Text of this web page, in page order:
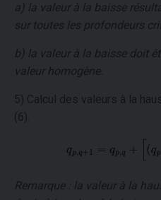
a) la valeur à la baisse
sur toutes les profondeurs
b) la valeur à la baisse doit
valeur homogène.
5) Calcul des valeurs à la
(6).
Remarque : la valeur à la